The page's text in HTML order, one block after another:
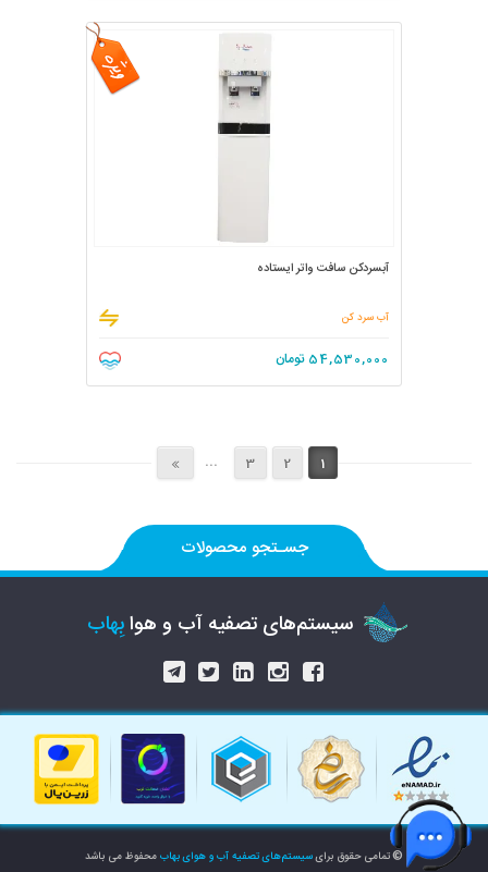
آبسردکن سافت واتر ایستاده
آب سرد کن
54,530,000 تومان
1
2
3
...
جسـتجو محصولات
سیستم‌های تصفیه آب و هوابِهاب
©تمامی حقوق برایسیستم‌های تصفیه آب و هوای بهابمحفوظ می باشد